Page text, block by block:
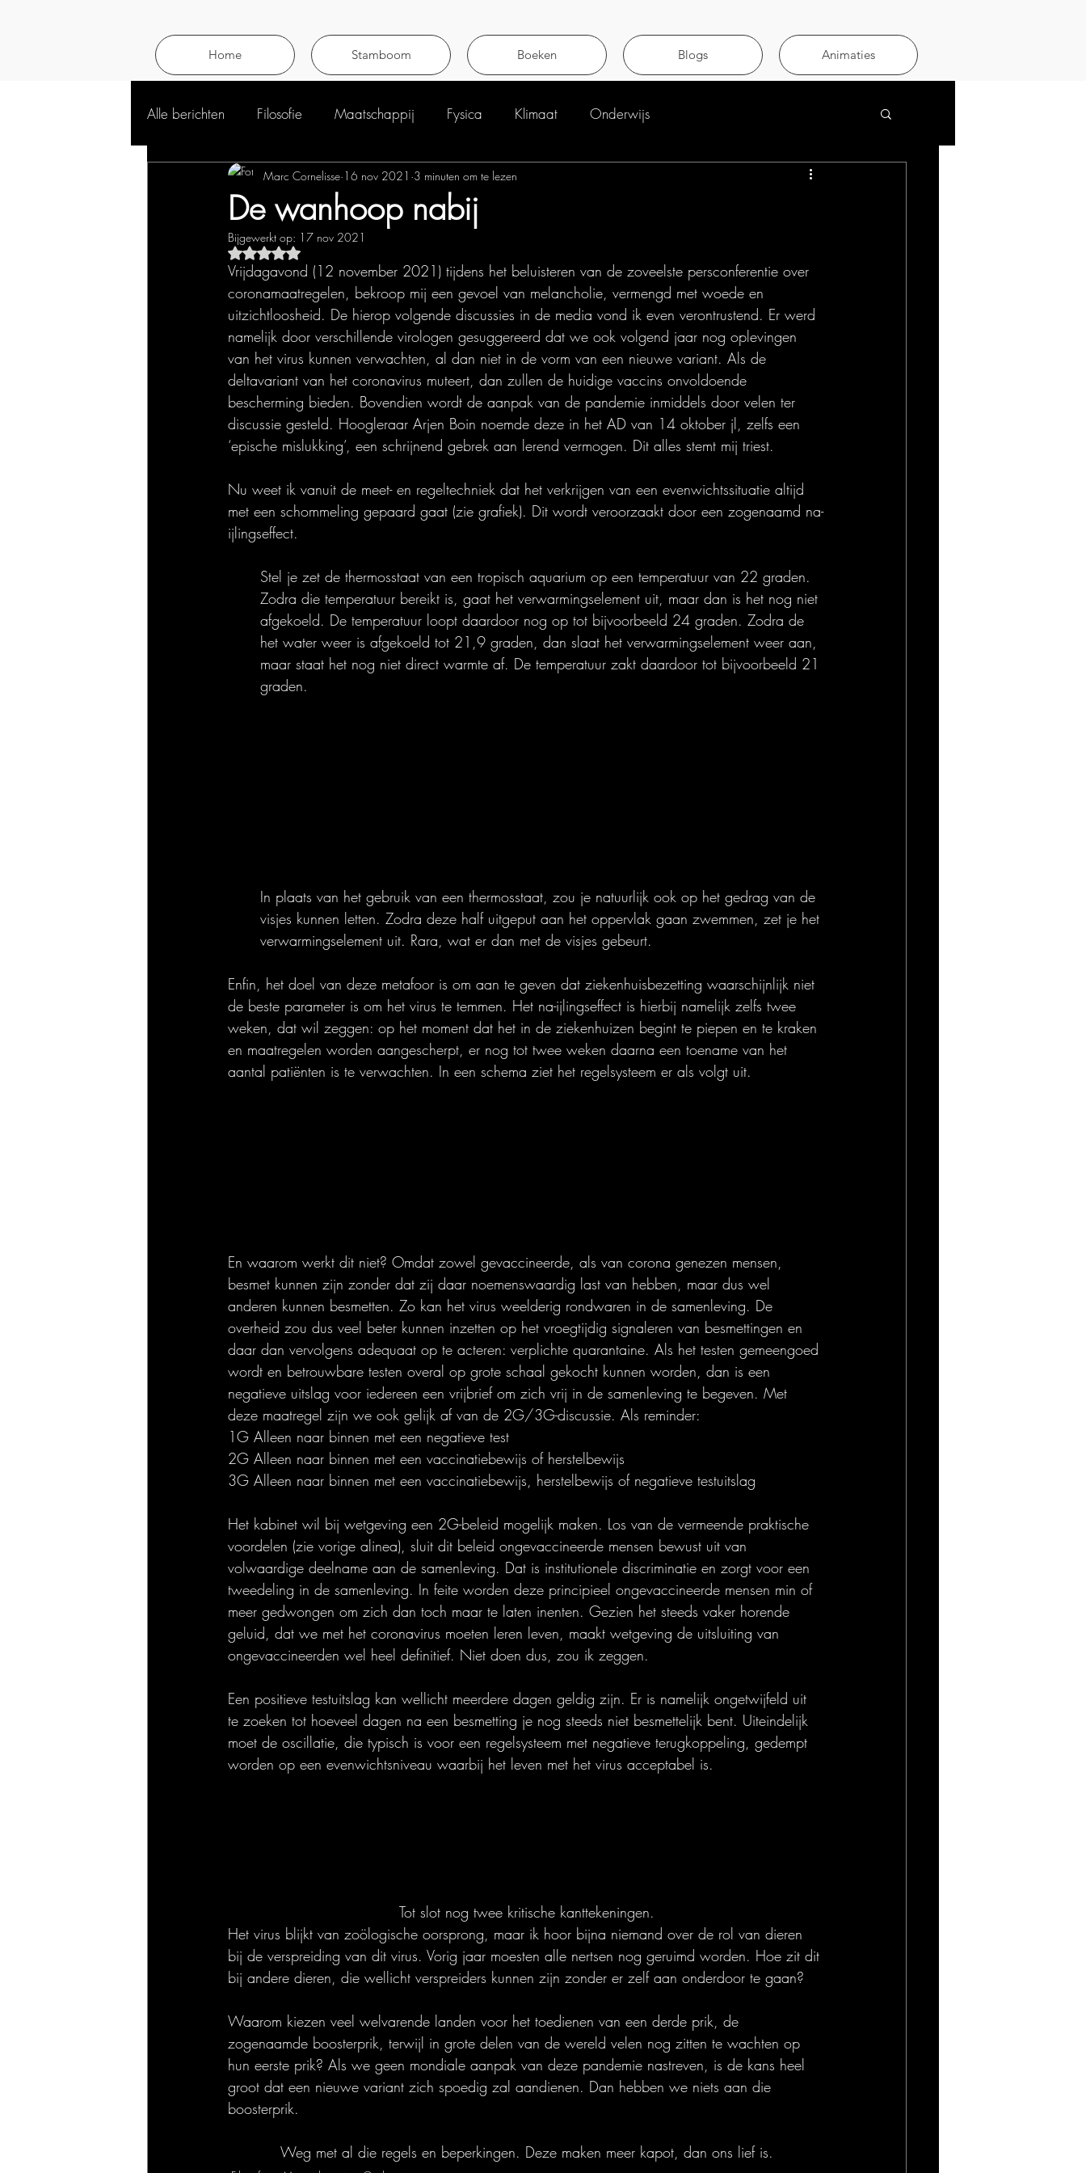
Home Stamboom Boeken Blogs Animaties
Alle berichten Filosofie Maatschappij Fysica Klimaat Onderwijs
De wanhoop nabij
Marc Cornelisse 16 nov 2021 3 minuten om te lezen
Bijgewerkt op: 17 nov 2021
Beoordeeld met NaN uit 5 sterren.
Vrijdagavond (12 november 2021) tijdens het beluisteren van de zoveelste persconferentie over
coronamaatregelen, bekroop mij een gevoel van melancholie, vermengd met woede en
uitzichtloosheid. De hierop volgende discussies in de media vond ik even verontrustend. Er werd
namelijk door verschillende virologen gesuggereerd dat we ook volgend jaar nog oplevingen
van het virus kunnen verwachten, al dan niet in de vorm van een nieuwe variant. Als de
deltavariant van het coronavirus muteert, dan zullen de huidige vaccins onvoldoende
bescherming bieden. Bovendien wordt de aanpak van de pandemie inmiddels door velen ter
discussie gesteld. Hoogleraar Arjen Boin noemde deze in het AD van 14 oktober jl, zelfs een
‘epische mislukking’, een schrijnend gebrek aan lerend vermogen. Dit alles stemt mij triest.
Nu weet ik vanuit de meet- en regeltechniek dat het verkrijgen van een evenwichtssituatie altijd
met een schommeling gepaard gaat (zie grafiek). Dit wordt veroorzaakt door een zogenaamd na-
ijlingseffect.
Stel je zet de thermosstaat van een tropisch aquarium op een temperatuur van 22 graden.
Zodra die temperatuur bereikt is, gaat het verwarmingselement uit, maar dan is het nog niet
afgekoeld. De temperatuur loopt daardoor nog op tot bijvoorbeeld 24 graden. Zodra de
het water weer is afgekoeld tot 21,9 graden, dan slaat het verwarmingselement weer aan,
maar staat het nog niet direct warmte af. De temperatuur zakt daardoor tot bijvoorbeeld 21
graden.
In plaats van het gebruik van een thermosstaat, zou je natuurlijk ook op het gedrag van de
visjes kunnen letten. Zodra deze half uitgeput aan het oppervlak gaan zwemmen, zet je het
verwarmingselement uit. Rara, wat er dan met de visjes gebeurt.
Enfin, het doel van deze metafoor is om aan te geven dat ziekenhuisbezetting waarschijnlijk niet
de beste parameter is om het virus te temmen. Het na-ijlingseffect is hierbij namelijk zelfs twee
weken, dat wil zeggen: op het moment dat het in de ziekenhuizen begint te piepen en te kraken
en maatregelen worden aangescherpt, er nog tot twee weken daarna een toename van het
aantal patiënten is te verwachten. In een schema ziet het regelsysteem er als volgt uit.
En waarom werkt dit niet? Omdat zowel gevaccineerde, als van corona genezen mensen,
besmet kunnen zijn zonder dat zij daar noemenswaardig last van hebben, maar dus wel
anderen kunnen besmetten. Zo kan het virus weelderig rondwaren in de samenleving. De
overheid zou dus veel beter kunnen inzetten op het vroegtijdig signaleren van besmettingen en
daar dan vervolgens adequaat op te acteren: verplichte quarantaine. Als het testen gemeengoed
wordt en betrouwbare testen overal op grote schaal gekocht kunnen worden, dan is een
negatieve uitslag voor iedereen een vrijbrief om zich vrij in de samenleving te begeven. Met
deze maatregel zijn we ook gelijk af van de 2G/3G-discussie. Als reminder:
1G Alleen naar binnen met een negatieve test
2G Alleen naar binnen met een vaccinatiebewijs of herstelbewijs
3G Alleen naar binnen met een vaccinatiebewijs, herstelbewijs of negatieve testuitslag
Het kabinet wil bij wetgeving een 2G-beleid mogelijk maken. Los van de vermeende praktische
voordelen (zie vorige alinea), sluit dit beleid ongevaccineerde mensen bewust uit van
volwaardige deelname aan de samenleving. Dat is institutionele discriminatie en zorgt voor een
tweedeling in de samenleving. In feite worden deze principieel ongevaccineerde mensen min of
meer gedwongen om zich dan toch maar te laten inenten. Gezien het steeds vaker horende
geluid, dat we met het coronavirus moeten leren leven, maakt wetgeving de uitsluiting van
ongevaccineerden wel heel definitief. Niet doen dus, zou ik zeggen.
Een positieve testuitslag kan wellicht meerdere dagen geldig zijn. Er is namelijk ongetwijfeld uit
te zoeken tot hoeveel dagen na een besmetting je nog steeds niet besmettelijk bent. Uiteindelijk
moet de oscillatie, die typisch is voor een regelsysteem met negatieve terugkoppeling, gedempt
worden op een evenwichtsniveau waarbij het leven met het virus acceptabel is.
Tot slot nog twee kritische kanttekeningen.
Het virus blijkt van zoölogische oorsprong, maar ik hoor bijna niemand over de rol van dieren
bij de verspreiding van dit virus. Vorig jaar moesten alle nertsen nog geruimd worden. Hoe zit dit
bij andere dieren, die wellicht verspreiders kunnen zijn zonder er zelf aan onderdoor te gaan?
Waarom kiezen veel welvarende landen voor het toedienen van een derde prik, de
zogenaamde boosterprik, terwijl in grote delen van de wereld velen nog zitten te wachten op
hun eerste prik? Als we geen mondiale aanpak van deze pandemie nastreven, is de kans heel
groot dat een nieuwe variant zich spoedig zal aandienen. Dan hebben we niets aan die
boosterprik.
Weg met al die regels en beperkingen. Deze maken meer kapot, dan ons lief is.